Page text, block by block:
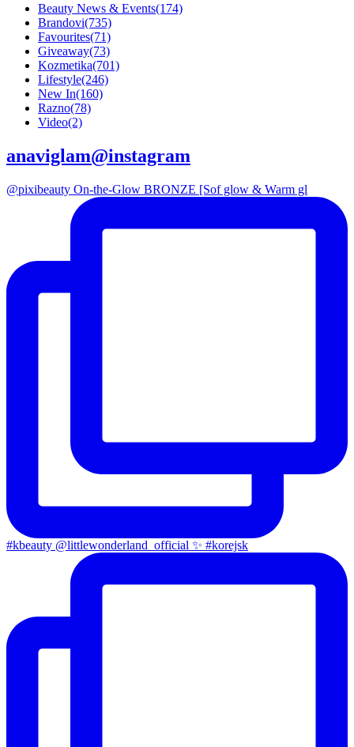
Beauty News & Events(174)
Brandovi(735)
Favourites(71)
Giveaway(73)
Kozmetika(701)
Lifestyle(246)
New In(160)
Razno(78)
Video(2)
anaviglam@instagram
@pixibeauty On-the-Glow BRONZE [Sof glow & Warm gl
#kbeauty @littlewonderland_official ✨ #korejsk